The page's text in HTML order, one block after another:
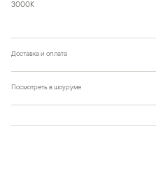
3000К
Доставка и оплата
Посмотреть в шоуруме